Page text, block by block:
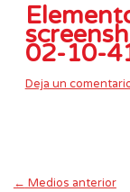
02-10-
Deja un
← Medios anterior